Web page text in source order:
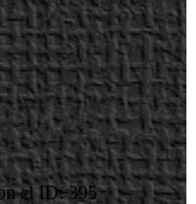
el ID: 395